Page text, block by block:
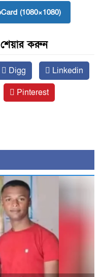
(1080×1080)
করুন
Digg
Linkedin
Pinterest